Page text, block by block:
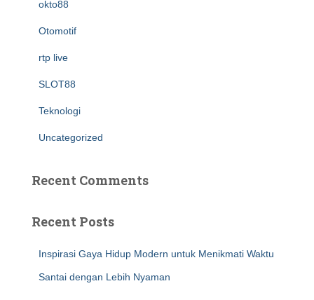
okto88
Otomotif
rtp live
SLOT88
Teknologi
Uncategorized
Recent Comments
Recent Posts
Inspirasi Gaya Hidup Modern untuk Menikmati Waktu
Santai dengan Lebih Nyaman